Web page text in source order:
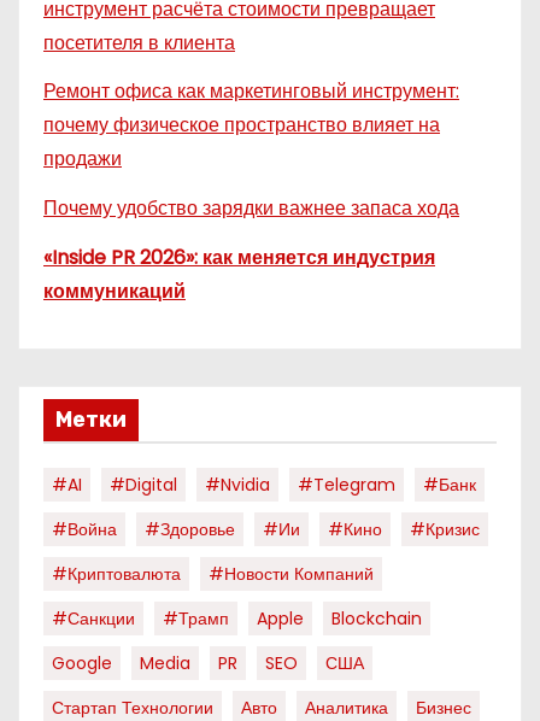
инструмент расчёта стоимости превращает
посетителя в клиента
Ремонт офиса как маркетинговый инструмент:
почему физическое пространство влияет на
продажи
Почему удобство зарядки важнее запаса хода
«Inside PR 2026»: как меняется индустрия
коммуникаций
Метки
#AI #digital #nvidia #telegram
#банк
#война
#здоровье #ии #кино
#кризис
#криптовалюта
#новости Компаний
#санкции
#трамп Apple
Blockchain
Google
Media PR SEO
США
Стартап Технологии
Авто Аналитика
Бизнес